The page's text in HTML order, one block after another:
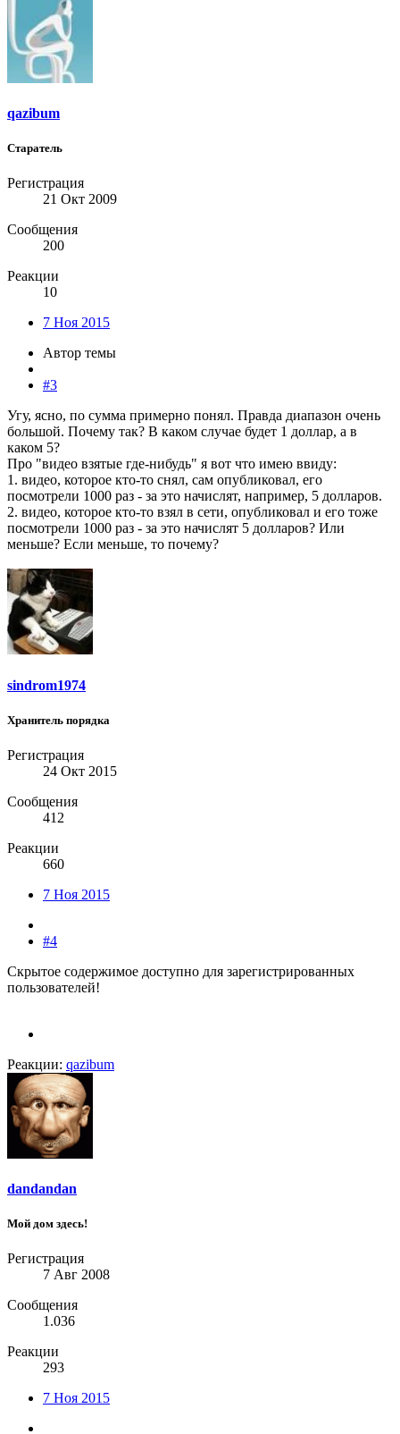
qazibum
Старатель
Регистрация
21 Окт 2009
Сообщения
200
Реакции
10
7 Ноя 2015
Автор темы
#3
Угу, ясно, по сумма примерно понял. Правда диапазон очень
большой. Почему так? В каком случае будет 1 доллар, а в
каком 5?
Про "видео взятые где-нибудь" я вот что имею ввиду:
1. видео, которое кто-то снял, сам опубликовал, его
посмотрели 1000 раз - за это начислят, например, 5 долларов.
2. видео, которое кто-то взял в сети, опубликовал и его тоже
посмотрели 1000 раз - за это начислят 5 долларов? Или
меньше? Если меньше, то почему?
sindrom1974
Хранитель порядка
Регистрация
24 Окт 2015
Сообщения
412
Реакции
660
7 Ноя 2015
#4
Скрытое содержимое доступно для зарегистрированных
пользователей!
Реакции: qazibum
dandandan
Мой дом здесь!
Регистрация
7 Авг 2008
Сообщения
1.036
Реакции
293
7 Ноя 2015